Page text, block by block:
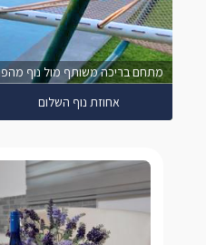
מתחם בריכה משותף מול נוף
אחוזת נוף השלום